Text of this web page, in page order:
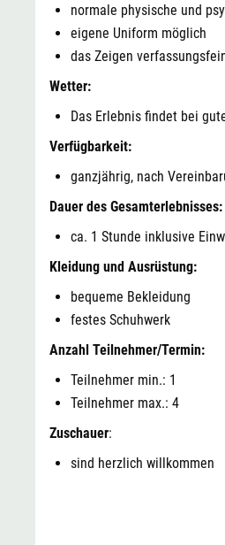
normale physische und
eigene Uniform möglich
das Zeigen
Wetter:
Das Erlebnis findet bei
Verfügbarkeit:
ganzjährig, nach
Dauer des Gesamterlebnisses:
ca. 1 Stunde inklusive
Kleidung und Ausrüstung:
bequeme Bekleidung
festes Schuhwerk
Anzahl Teilnehmer/Termin:
Teilnehmer min.: 1
Teilnehmer max.: 4
Zuschauer:
sind herzlich willkommen